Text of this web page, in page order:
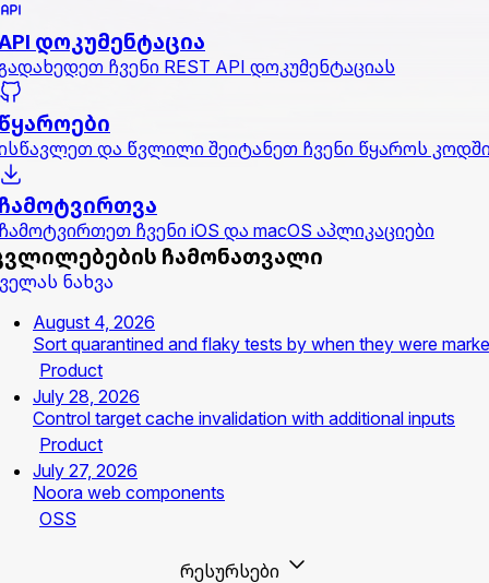
დოკუმენტაცია
ჩვენი REST API დოკუმენტაციას
და წვლილი შეიტანეთ ჩვენი წყაროს
ჩვენი iOS და macOS აპლიკაციები
ჩამონათვალი
ნახვა
August 4, 2026
Sort quarantined and flaky tests by when they were
Product
July 28, 2026
Control target cache invalidation with additional inputs
Product
July 27, 2026
Noora web components
OSS
რესურსები